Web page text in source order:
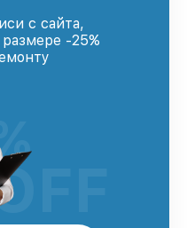
с сайта,
-25%